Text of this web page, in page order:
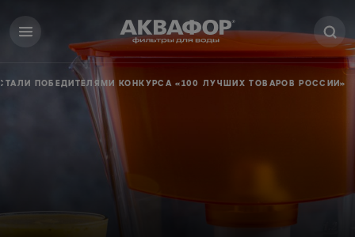
ПОБЕДИТЕЛЯМИ КОНКУРСА «100 ЛУЧШИХ ТОВАРОВ РОССИИ»